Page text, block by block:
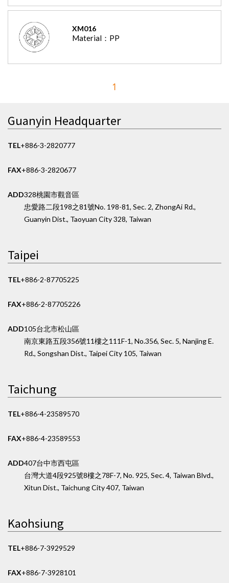
XM016
Material： PP
1
Guanyin Headquarter
TEL+886-3-2820777
FAX+886-3-2820677
ADD328桃園市觀音區
忠愛路二段198之81號No. 198-81, Sec. 2, ZhongAi Rd.,
Guanyin Dist., Taoyuan City 328, Taiwan
Taipei
TEL+886-2-87705225
FAX+886-2-87705226
ADD105台北市松山區
南京東路五段356號11樓之1 11F-1, No.356, Sec. 5, Nanjing E.
Rd., Songshan Dist., Taipei City 105, Taiwan
Taichung
TEL+886-4-23589570
FAX+886-4-23589553
ADD407台中市西屯區
台灣大道4段925號8樓之78F-7, No. 925, Sec. 4, Taiwan Blvd.,
Xitun Dist., Taichung City 407, Taiwan
Kaohsiung
TEL+886-7-3929529
FAX+886-7-3928101